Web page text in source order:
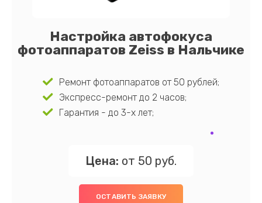
Настройка автофокуса
фотоаппаратов Zeiss в Нальчике
Ремонт фотоаппаратов от 50 рублей;
Экспресс-ремонт до 2 часов;
Гарантия - до 3-х лет;
Цена: от 50 руб.
ОСТАВИТЬ ЗАЯВКУ